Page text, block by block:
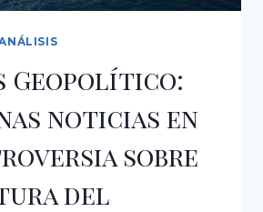
Geopolítico:
noticias en
sobre
del